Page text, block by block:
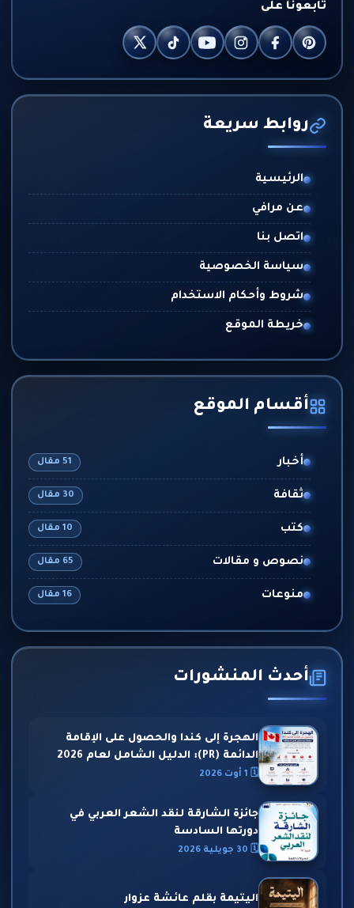
تابعونا على
روابط سريعة
الرئيسية
عن مرافي
اتصل بنا
سياسة الخصوصية
شروط وأحكام الاستخدام
خريطة الموقع
أقسام الموقع
أخبار 51 مقال
ثقافة 30 مقال
كتب 10 مقال
نصوص و مقالات 65 مقال
منوعات 16 مقال
أحدث المنشورات
الهجرة إلى كندا والحصول على الإقامة
الدائمة (PR): الدليل الشامل لعام 2026
🗓 1 أوت 2026
جائزة الشارقة لنقد الشعر العربي في
دورتها السادسة
🗓 30 جويلية 2026
اليتيمة بقلم عائشة عزوار